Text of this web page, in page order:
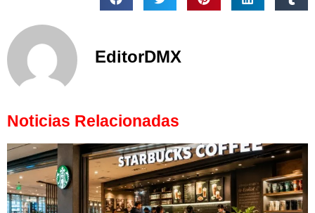
EditorDMX
Noticias Relacionadas